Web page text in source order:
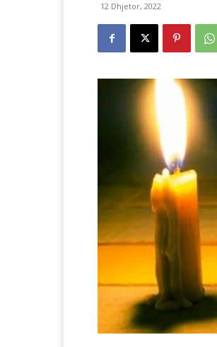
12 Dhjetor, 2022